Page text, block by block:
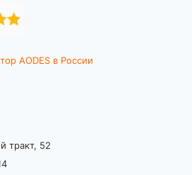
AODES в России
тракт, 52